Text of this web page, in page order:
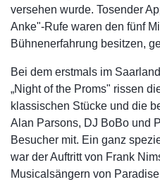
versehen wurde. Tosender
Anke"-Rufe waren den fünf
Bühnenerfahrung besitzen,
Bei dem erstmals im
„Night of the Proms" rissen
klassischen Stücke und die
Alan Parsons, DJ BoBo und
Besucher mit. Ein ganz
war der Auftritt von Frank
Musicalsängern von